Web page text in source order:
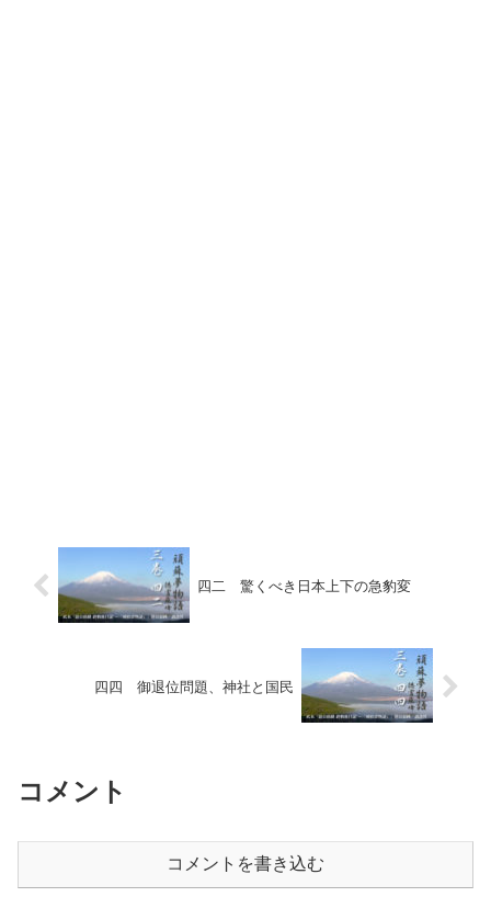
四二 驚くべき日本上下の急豹変
四四 御退位問題、神社と国民
コメント
コメントを書き込む